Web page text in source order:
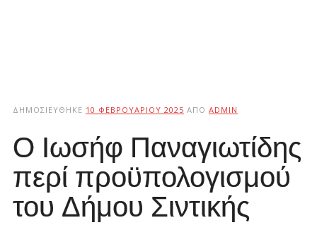
ΔΗΜΟΣΙΕΎΘΗΚΕ 10 ΦΕΒΡΟΥΑΡΊΟΥ 2025 ΑΠΌ ADMIN
Ο Ιωσήφ Παναγιωτίδης
περί προϋπολογισμού
του Δήμου Σιντικής